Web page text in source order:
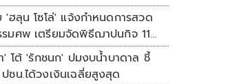
'ฮลุน โซโล่' แจ้งกำหนดการสวด
มศพ เตรียมจัดพิธีฌาปนกิจ 11
' โต้ 'รักชนก' ปมงบน้ำบาดาล ชี้
ชน.ได้วงเงินเฉลี่ยสูงสุด